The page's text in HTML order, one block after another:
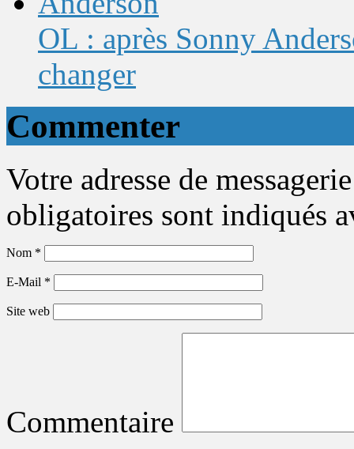
OL : après Sonny
changer
Commenter
Votre adresse de
obligatoires sont indiqués
Nom *
E-Mail *
Site web
Commentaire